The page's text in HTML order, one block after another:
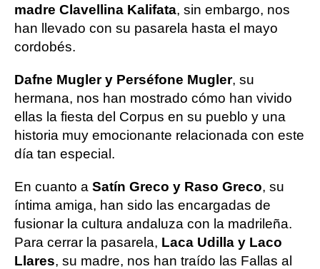
madre Clavellina Kalifata, sin embargo, nos
han llevado con su pasarela hasta el mayo
cordobés.
Dafne Mugler y Perséfone Mugler, su
hermana, nos han mostrado cómo han vivido
ellas la fiesta del Corpus en su pueblo y una
historia muy emocionante relacionada con este
día tan especial.
En cuanto a Satín Greco y Raso Greco, su
íntima amiga, han sido las encargadas de
fusionar la cultura andaluza con la madrileña.
Para cerrar la pasarela, Laca Udilla y Laco
Llares, su madre, nos han traído las Fallas al